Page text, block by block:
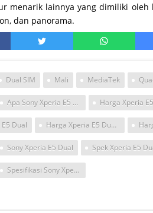
menarik lainnya yang dimiliki oleh
dan panorama.
Dual SIM Mali MediaTek
Apa Sony Xperia E5 Diproduksi Di Indonesia Harga Xperia E5
E5 Dual Harga Xperia E5 Dual Di Indonesia
Sony Xperia E5 Dual Spek Xperia E5
Spesifikasi Sony Xperia E5 Ram 2gb